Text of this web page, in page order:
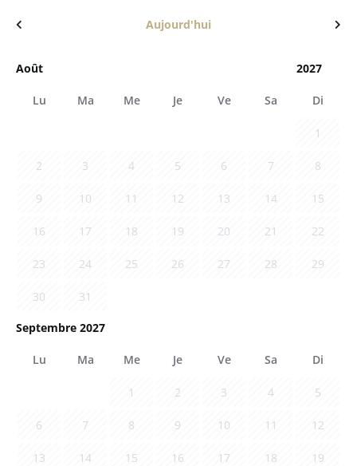
Aujourd'hui
Lu Ma Me Je Ve Sa Di
1
2 3 4 5 6 7 8
9 10 11 12 13 14 15
16 17 18 19 20 21 22
23 24 25 26 27 28 29
30 31
Septembre 2027
Lu Ma Me Je Ve Sa Di
1 2 3 4 5
6 7 8 9 10 11 12
13 14 15 16 17 18 19